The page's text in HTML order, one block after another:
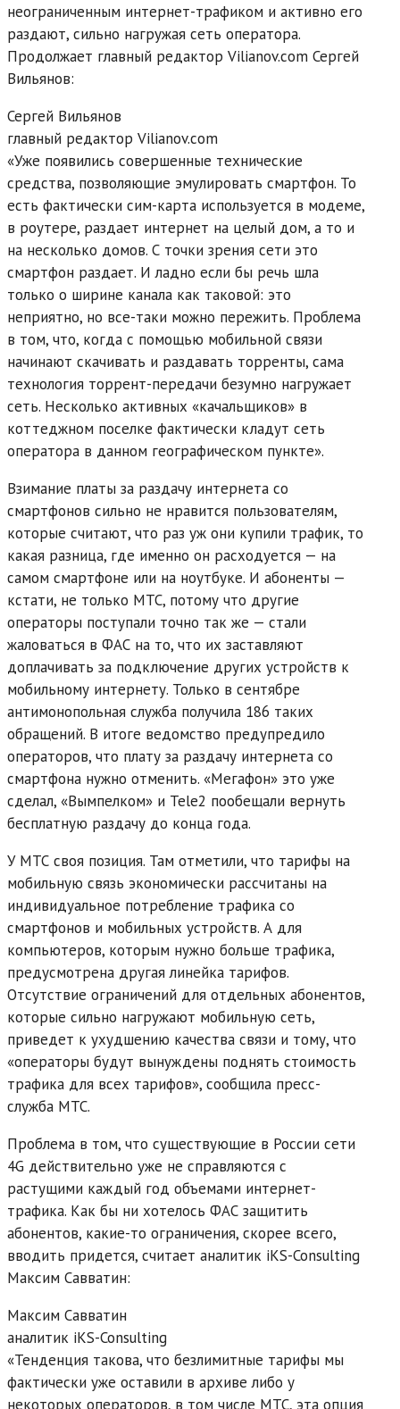
неограниченным интернет-трафиком и активно его
раздают, сильно нагружая сеть оператора.
Продолжает главный редактор Vilianov.com Сергей
Вильянов:
Сергей Вильянов
главный редактор Vilianov.com
«Уже появились совершенные технические
средства, позволяющие эмулировать смартфон. То
есть фактически сим-карта используется в модеме,
в роутере, раздает интернет на целый дом, а то и
на несколько домов. С точки зрения сети это
смартфон раздает. И ладно если бы речь шла
только о ширине канала как таковой: это
неприятно, но все-таки можно пережить. Проблема
в том, что, когда с помощью мобильной связи
начинают скачивать и раздавать торренты, сама
технология торрент-передачи безумно нагружает
сеть. Несколько активных «качальщиков» в
коттеджном поселке фактически кладут сеть
оператора в данном географическом пункте».
Взимание платы за раздачу интернета со
смартфонов сильно не нравится пользователям,
которые считают, что раз уж они купили трафик, то
какая разница, где именно он расходуется — на
самом смартфоне или на ноутбуке. И абоненты —
кстати, не только МТС, потому что другие
операторы поступали точно так же — стали
жаловаться в ФАС на то, что их заставляют
доплачивать за подключение других устройств к
мобильному интернету. Только в сентябре
антимонопольная служба получила 186 таких
обращений. В итоге ведомство предупредило
операторов, что плату за раздачу интернета со
смартфона нужно отменить. «Мегафон» это уже
сделал, «Вымпелком» и Tele2 пообещали вернуть
бесплатную раздачу до конца года.
У МТС своя позиция. Там отметили, что тарифы на
мобильную связь экономически рассчитаны на
индивидуальное потребление трафика со
смартфонов и мобильных устройств. А для
компьютеров, которым нужно больше трафика,
предусмотрена другая линейка тарифов.
Отсутствие ограничений для отдельных абонентов,
которые сильно нагружают мобильную сеть,
приведет к ухудшению качества связи и тому, что
«операторы будут вынуждены поднять стоимость
трафика для всех тарифов», сообщила пресс-
служба МТС.
Проблема в том, что существующие в России сети
4G действительно уже не справляются с
растущими каждый год объемами интернет-
трафика. Как бы ни хотелось ФАС защитить
абонентов, какие-то ограничения, скорее всего,
вводить придется, считает аналитик iKS-Consulting
Максим Савватин:
Максим Савватин
аналитик iKS-Consulting
«Тенденция такова, что безлимитные тарифы мы
фактически уже оставили в архиве либо у
некоторых операторов, в том числе МТС, эта опция